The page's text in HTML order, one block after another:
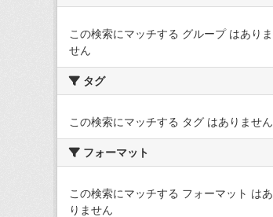
この検索にマッチする グループ はありま
せん
タグ
この検索にマッチする タグ はありません
フォーマット
この検索にマッチする フォーマット はあ
りません